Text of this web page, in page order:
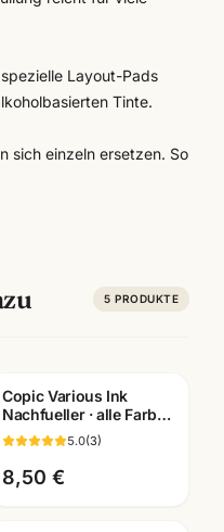
Layout-Pads
Tinte.
sich einzeln ersetzen. So
5 PRODUKTE
Copic Various Ink
Nachfueller · alle Farben
BV000-B99 ·
Künstlerbedarf
Mannheim
5.0(3)
8,50 €